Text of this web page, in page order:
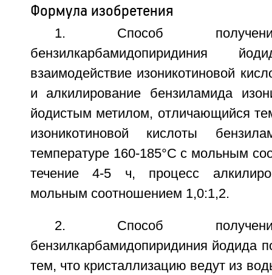
Формула изобретения
1. Способ
бензилкарбамидопиридиния
взаимодействие изоникотиновой
и алкилирование бензиламида
йодистым метилом, отличающийся
изоникотиновой кислоты
температуре 160-185°С с мольным
течение 4-5 ч, процесс
мольным соотношением 1,0:1,2.
2. Способ
бензилкарбамидопиридиния йодида
тем, что кристаллизацию ведут из